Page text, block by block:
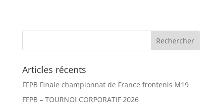
Articles récents
FFPB Finale championnat de France frontenis M19
FFPB – TOURNOI CORPORATIF 2026